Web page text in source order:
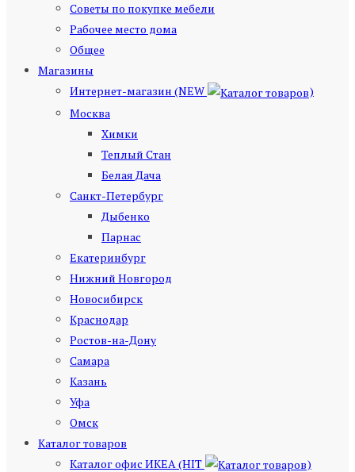
Советы по покупке мебели
Рабочее место дома
Общее
Магазины
Интернет-магазин (NEW
)
Москва
Химки
Теплый Стан
Белая Дача
Санкт-Петербург
Дыбенко
Парнас
Екатеринбург
Нижний Новгород
Новосибирск
Краснодар
Ростов-на-Дону
Самара
Казань
Уфа
Омск
Каталог товаров
Каталог офис ИКЕА (HIT
)